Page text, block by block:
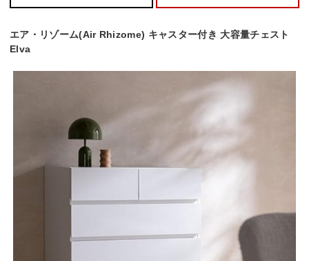
エア・リゾーム(Air Rhizome) キャスター付き 大容量チェスト
Elva